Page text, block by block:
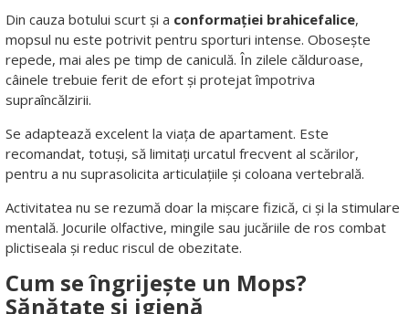
Din cauza botului scurt și a conformației brahicefalice,
mopsul nu este potrivit pentru sporturi intense. Obosește
repede, mai ales pe timp de caniculă. În zilele călduroase,
câinele trebuie ferit de efort și protejat împotriva
supraîncălzirii.
Se adaptează excelent la viața de apartament. Este
recomandat, totuși, să limitați urcatul frecvent al scărilor,
pentru a nu suprasolicita articulațiile și coloana vertebrală.
Activitatea nu se rezumă doar la mișcare fizică, ci și la stimulare
mentală. Jocurile olfactive, mingile sau jucăriile de ros combat
plictiseala și reduc riscul de obezitate.
Cum se îngrijește un Mops?
Sănătate și igienă